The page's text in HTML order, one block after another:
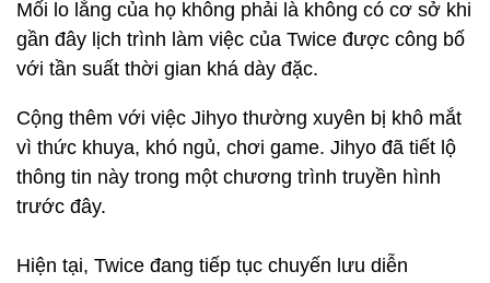
Mối lo lắng của họ không phải là không có cơ sở khi
gần đây lịch trình làm việc của Twice được công bố
với tần suất thời gian khá dày đặc.
Cộng thêm với việc Jihyo thường xuyên bị khô mắt
vì thức khuya, khó ngủ, chơi game. Jihyo đã tiết lộ
thông tin này trong một chương trình truyền hình
trước đây.
Hiện tại, Twice đang tiếp tục chuyến lưu diễn